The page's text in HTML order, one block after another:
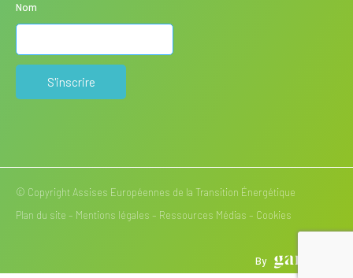
Nom
© Copyright Assises Européennes de la Transition Énergétique
Plan du site – Mentions légales – Ressources Médias – Cookies
By